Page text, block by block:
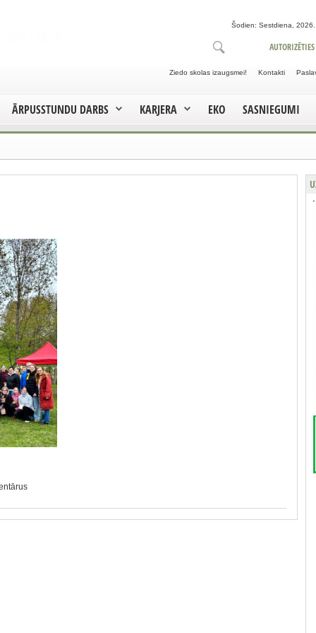
Šodien: Sestdiena,
AUTORIZĒTIES
Kontakti
Ziedo skolas izaugsmei!
ĀRPUSSTUNDU DARBS KARJERA EKO SASNIEGUMI